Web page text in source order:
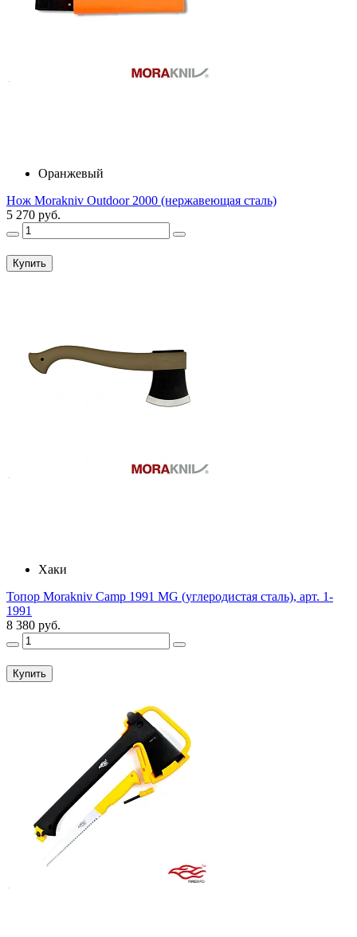
Оранжевый
Нож Morakniv Outdoor 2000 (нержавеющая сталь)
5 270 руб.
Купить
Хаки
Топор Morakniv Camp 1991 MG (углеродистая сталь), арт. 1-
1991
8 380 руб.
Купить